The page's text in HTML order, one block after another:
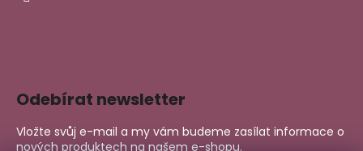
Odebírat newsletter
Vložte svůj e-mail a my vám budeme zasílat informace o
nových produktech na našem e-shopu.